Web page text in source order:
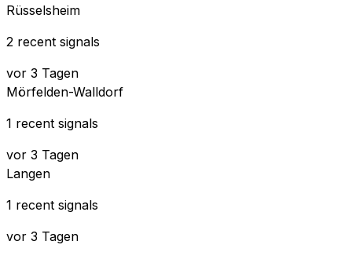
Rüsselsheim
2 recent signals
vor 3 Tagen
Mörfelden-Walldorf
1 recent signals
vor 3 Tagen
Langen
1 recent signals
vor 3 Tagen